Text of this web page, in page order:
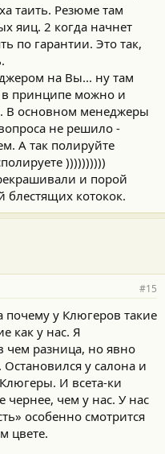
таить. Резюме там
яиц. 2 когда начнет
по гарантии. Это так,
на Вы... ну там
в принципе можно и
В основном менеджеры
не решило -
А так полируйте
))))))))))
и порой
блестящих котокок.
#15
почему у Клюгеров такие
как у нас. Я
чем разница, но явно
у салона и
И всета-ки
чернее, чем у нас. У нас
особенно смотрится
цвете.